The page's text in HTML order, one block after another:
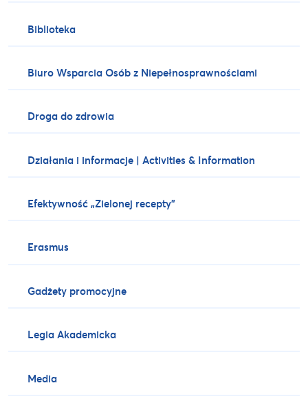
Biblioteka
Biuro Wsparcia Osób z Niepełnosprawnościami
Droga do zdrowia
Działania i informacje | Activities & Information
Efektywność „Zielonej recepty”
Erasmus
Gadżety promocyjne
Legia Akademicka
Media